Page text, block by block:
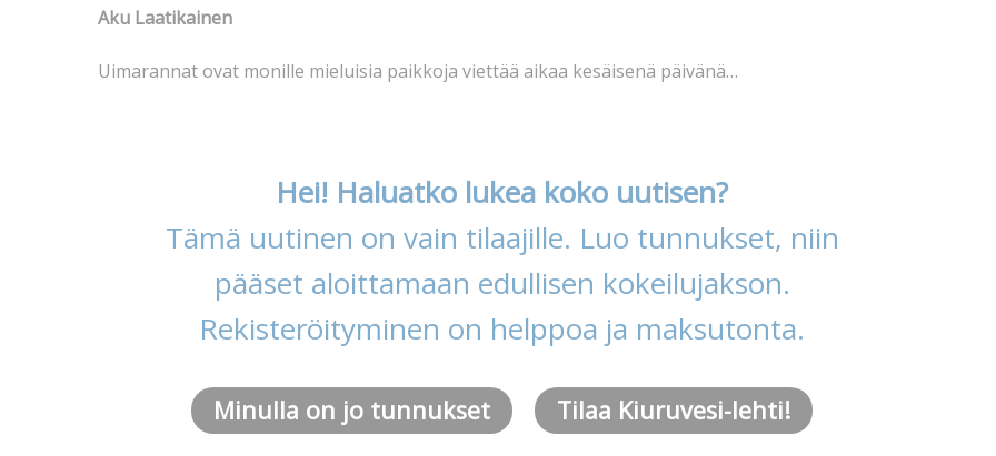
Aku Laatikainen
Uimarannat ovat monille mieluisia paikkoja viettää aikaa kesäisenä päivänä…
Hei! Haluatko lukea koko uutisen?
Tämä uutinen on vain tilaajille. Luo tunnukset, niin
pääset aloittamaan edullisen kokeilujakson.
Rekisteröityminen on helppoa ja maksutonta.
Minulla on jo tunnukset Tilaa Kiuruvesi-lehti!